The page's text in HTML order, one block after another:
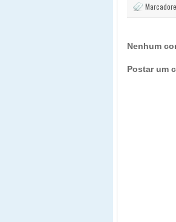
Nenhum
Postar um